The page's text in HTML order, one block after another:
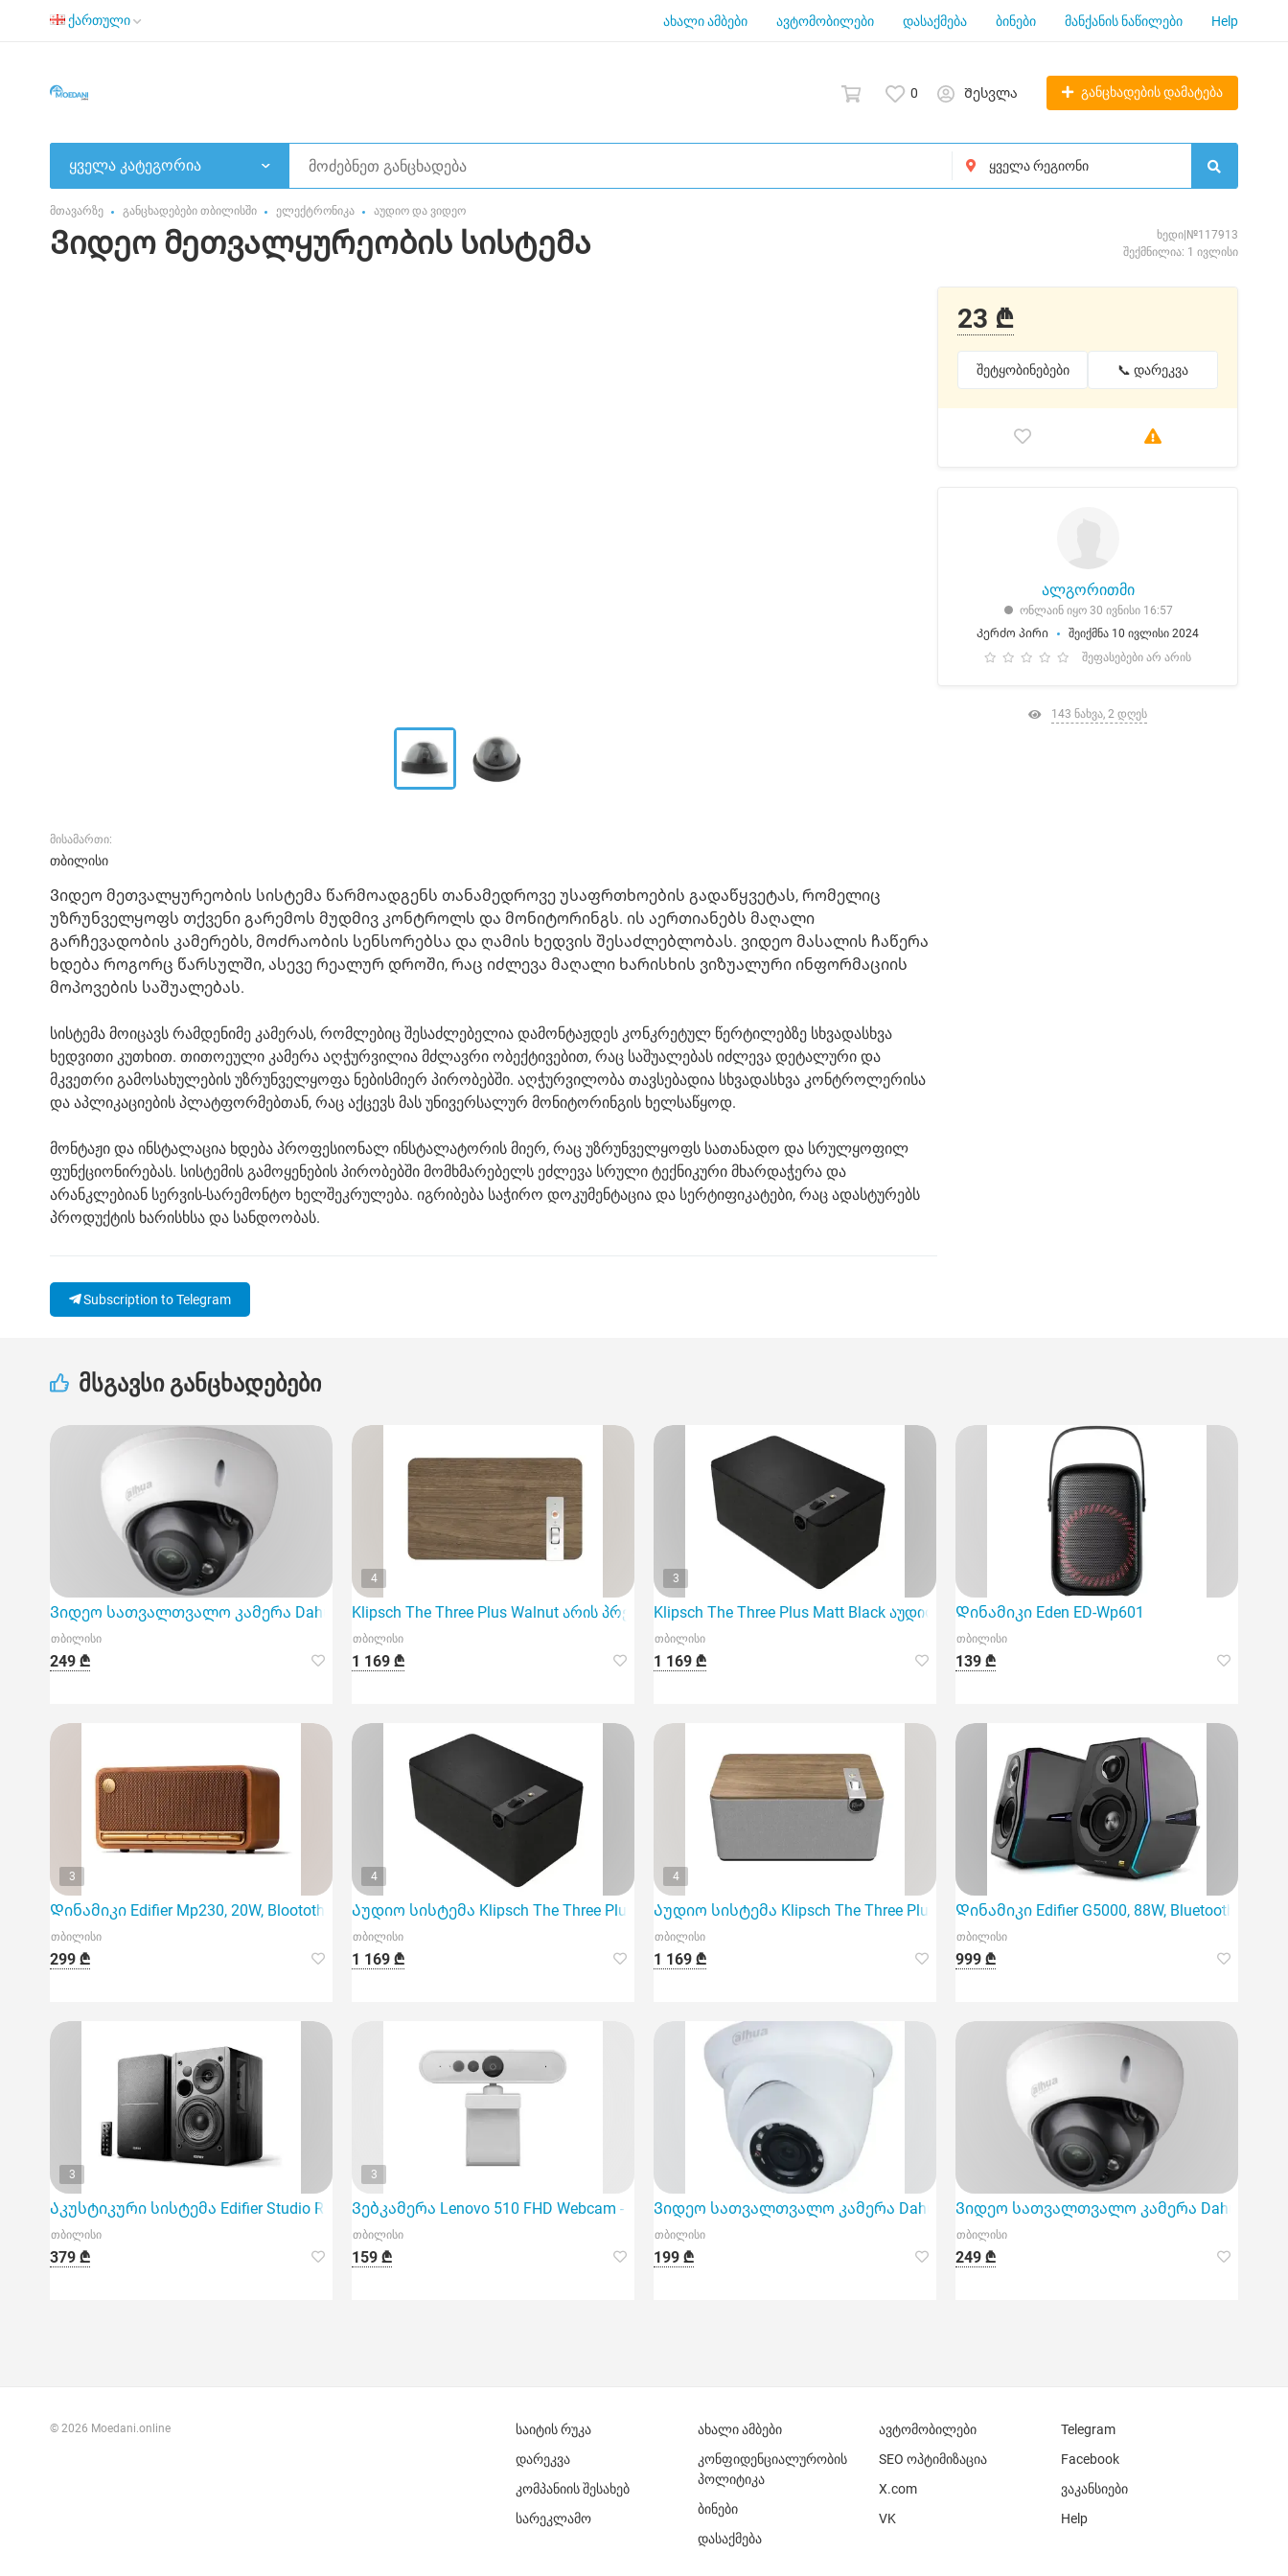
ქართული ახალი ამბები ავტომობილები დასაქმება ბინები მანქანის ნაწილები Help
0 Შესვლა განცხადების დამატება
ყველა კატეგორია
მთავარზე განცხადებები თბილისში ელექტრონიკა აუდიო და ვიდეო
Ვიდეო მეთვალყურეობის სისტემა
ხედი|№117913
შექმნილია: 1 ივლისი
მისამართი:
თბილისი
Ვიდეო მეთვალყურეობის სისტემა წარმოადგენს თანამედროვე უსაფრთხოების გადაწყვეტას, რომელიც
უზრუნველყოფს თქვენი გარემოს მუდმივ კონტროლს და მონიტორინგს. ის აერთიანებს მაღალი
გარჩევადობის კამერებს, მოძრაობის სენსორებსა და ღამის ხედვის შესაძლებლობას. ვიდეო მასალის ჩაწერა
ხდება როგორც წარსულში, ასევე რეალურ დროში, რაც იძლევა მაღალი ხარისხის ვიზუალური ინფორმაციის
მოპოვების საშუალებას.
სისტემა მოიცავს რამდენიმე კამერას, რომლებიც შესაძლებელია დამონტაჟდეს კონკრეტულ წერტილებზე სხვადასხვა
ხედვითი კუთხით. თითოეული კამერა აღჭურვილია მძლავრი ობექტივებით, რაც საშუალებას იძლევა დეტალური და
მკვეთრი გამოსახულების უზრუნველყოფა ნებისმიერ პირობებში. აღჭურვილობა თავსებადია სხვადასხვა კონტროლერისა
და აპლიკაციების პლატფორმებთან, რაც აქცევს მას უნივერსალურ მონიტორინგის ხელსაწყოდ.
მონტაჟი და ინსტალაცია ხდება პროფესიონალ ინსტალატორის მიერ, რაც უზრუნველყოფს სათანადო და სრულყოფილ
ფუნქციონირებას. სისტემის გამოყენების პირობებში მომხმარებელს ეძლევა სრული ტექნიკური მხარდაჭერა და
არანკლებიან სერვის-სარემონტო ხელშეკრულება. იგრიბება საჭირო დოკუმენტაცია და სერტიფიკატები, რაც ადასტურებს
პროდუქტის ხარისხსა და სანდოობას.
Subscription to Telegram
23 ₾
შეტყობინებები 📞 დარეკვა
ალგორითმი
ონლაინ იყო 30 ივნისი 16:57
Კერძო პირი
შეიქმნა 10 ივლისი 2024
შეფასებები არ არის
143 ნახვა, 2 დღეს
მსგავსი განცხადებები
Ვიდეო სათვალთვალო კამერა Dahua DH-HAC-Hdbw1400Rp-Z-2712-S3 არის მაღალი ხარისხის dome ტიპის მოდელი
თბილისი
249 ₾
4
Klipsch The Three Plus Walnut არის პრემიუმ კლასის აუდიო სისტემა
თბილისი
1 169 ₾
3
Klipsch The Three Plus Matt Black აუდიო სისტემა წარმოადგენს თანამედროვე
თბილისი
1 169 ₾
Დინამიკი Eden ED-Wp601
თბილისი
139 ₾
3
Დინამიკი Edifier Mp230, 20W, Bloototh, USB, micro SD, Portab
თბილისი
299 ₾
4
Აუდიო სისტემა Klipsch The Three Plus Matt Black
თბილისი
1 169 ₾
4
Აუდიო სისტემა Klipsch The Three Plus Walnut
თბილისი
1 169 ₾
Დინამიკი Edifier G5000, 88W, Bluetooth, AUX,
თბილისი
999 ₾
3
Აკუსტიკური სისტემა Edifier Studio R1280Db
თბილისი
379 ₾
3
Ვებკამერა Lenovo 510 FHD Webcam - Cloud Grey
თბილისი
159 ₾
Ვიდეო სათვალთვალო კამერა Dahua DH-IPC-Hdw1431Sp-0280B-S4
თბილისი
199 ₾
Ვიდეო სათვალთვალო კამერა Dahua DH-
თბილისი
249 ₾
© 2026 Moedani.online
საიტის რუკა
დარეკვა
კომპანიის შესახებ
სარეკლამო
ახალი ამბები
კონფიდენციალურობის
პოლიტიკა
ბინები
დასაქმება
ავტომობილები
SEO ოპტიმიზაცია
X.com
VK
Telegram
Facebook
ვაკანსიები
Help